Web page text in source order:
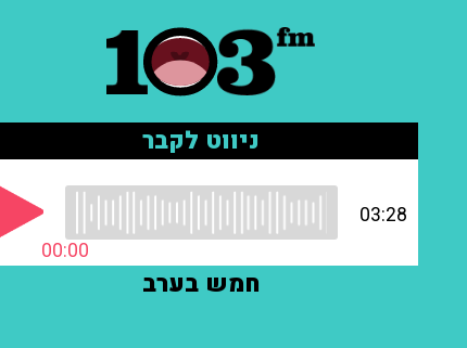
ניווט לקבר
00:00
03:28
חמש בערב